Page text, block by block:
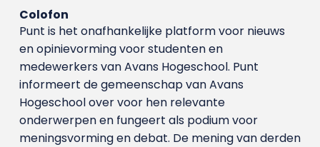
Colofon
Punt is het onafhankelijke platform voor nieuws
en opinievorming voor studenten en
medewerkers van Avans Hoge­school. Punt
informeert de gemeenschap van Avans
Hogeschool over voor hen relevante
onderwerpen en fungeert als podium voor
meningsvorming en debat. De mening van derden